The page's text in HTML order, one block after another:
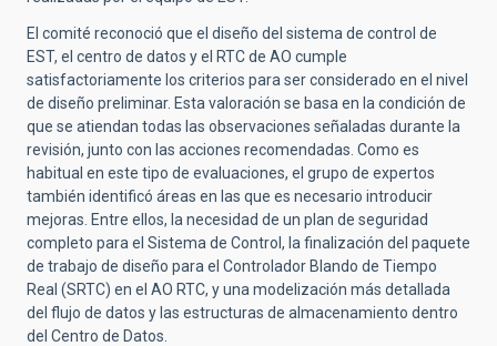
El comité reconoció que el diseño del sistema de control de
EST, el centro de datos y el RTC de AO cumple
satisfactoriamente los criterios para ser considerado en el nivel
de diseño preliminar. Esta valoración se basa en la condición de
que se atiendan todas las observaciones señaladas durante la
revisión, junto con las acciones recomendadas. Como es
habitual en este tipo de evaluaciones, el grupo de expertos
también identificó áreas en las que es necesario introducir
mejoras. Entre ellos, la necesidad de un plan de seguridad
completo para el Sistema de Control, la finalización del paquete
de trabajo de diseño para el Controlador Blando de Tiempo
Real (SRTC) en el AO RTC, y una modelización más detallada
del flujo de datos y las estructuras de almacenamiento dentro
del Centro de Datos.